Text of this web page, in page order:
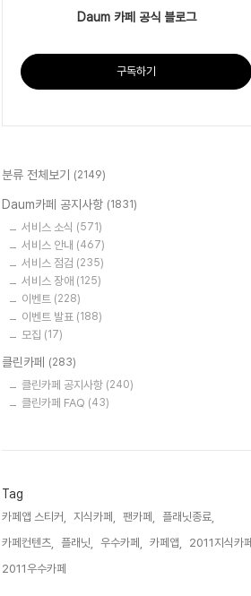
Daum 카페 공식 블로그
구독하기
분류 전체보기 (2149)
Daum카페 공지사항 (1831)
서비스 소식 (571)
서비스 안내 (467)
서비스 점검 (235)
서비스 장애 (125)
이벤트 (228)
이벤트 발표 (188)
모집 (17)
클린카페 (283)
클린카페 공지사항 (240)
클린카페 FAQ (43)
Tag
카페앱 스티커, 지식카페, 팬카페,
플래닛종료,
카페컨텐츠,
플래닛, 우수카페, 카페앱,
2011지식카페,
2011우수카페,